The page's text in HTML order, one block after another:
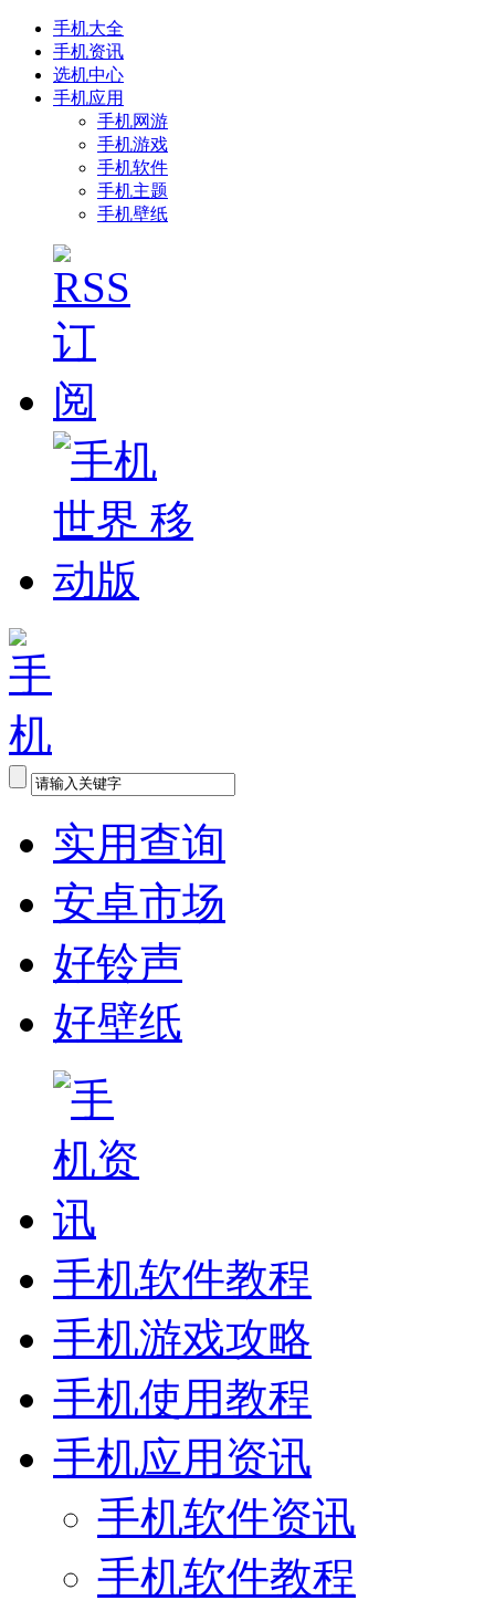
手机大全
手机资讯
选机中心
手机应用
手机网游
手机游戏
手机软件
手机主题
手机壁纸
实用查询
安卓市场
好铃声
好壁纸
手机软件教程
手机游戏攻略
手机使用教程
手机应用资讯
手机软件资讯
手机软件教程